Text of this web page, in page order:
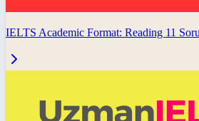
IELTS Academic Format: Reading 11